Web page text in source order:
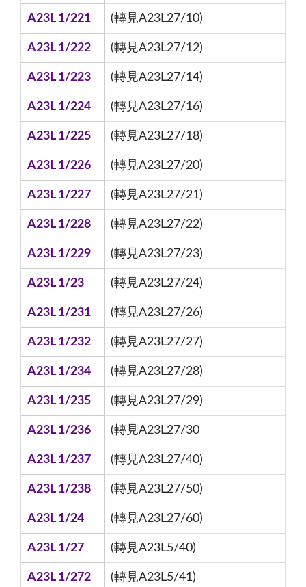
A23L 1/221 (轉見A23L27/10)
A23L 1/222 (轉見A23L27/12)
A23L 1/223 (轉見A23L27/14)
A23L 1/224 (轉見A23L27/16)
A23L 1/225 (轉見A23L27/18)
A23L 1/226 (轉見A23L27/20)
A23L 1/227 (轉見A23L27/21)
A23L 1/228 (轉見A23L27/22)
A23L 1/229 (轉見A23L27/23)
A23L 1/23 (轉見A23L27/24)
A23L 1/231 (轉見A23L27/26)
A23L 1/232 (轉見A23L27/27)
A23L 1/234 (轉見A23L27/28)
A23L 1/235 (轉見A23L27/29)
A23L 1/236 (轉見A23L27/30
A23L 1/237 (轉見A23L27/40)
A23L 1/238 (轉見A23L27/50)
A23L 1/24 (轉見A23L27/60)
A23L 1/27 (轉見A23L5/40)
A23L 1/272 (轉見A23L5/41)